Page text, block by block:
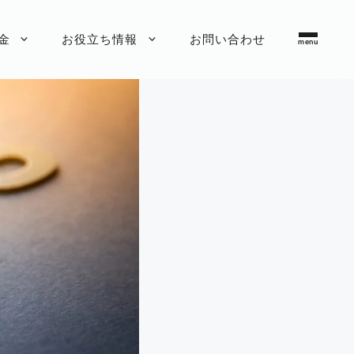
お役立ち情報 お問い合わせ